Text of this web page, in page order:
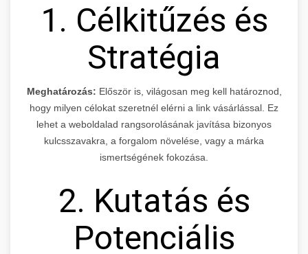
1. Célkitűzés és
Stratégia
Meghatározás: Először is, világosan meg kell határoznod,
hogy milyen célokat szeretnél elérni a link vásárlással. Ez
lehet a weboldalad rangsorolásának javítása bizonyos
kulcsszavakra, a forgalom növelése, vagy a márka
ismertségének fokozása.
2. Kutatás és
Potenciális